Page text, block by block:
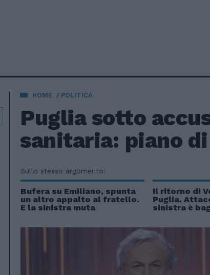
HOME POLITICA
Puglia sotto
sanitaria: piano
Sullo stesso argomento:
Bufera su Emiliano, spunta
un altro appalto al fratello.
E la sinistra muta
Il ritorno di
Puglia.
sinistra è